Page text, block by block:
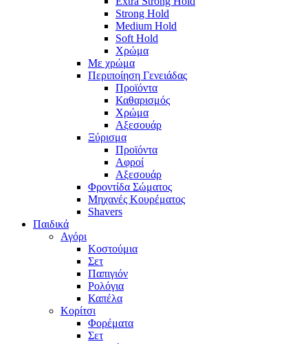
Strong Hold
Medium Hold
Soft Hold
Χρώμα
Με χρώμα
Περιποίηση Γενειάδας
Προϊόντα
Καθαρισμός
Χρώμα
Αξεσουάρ
Ξύρισμα
Προϊόντα
Αφροί
Αξεσουάρ
Φροντίδα Σώματος
Μηχανές Κουρέματος
Shavers
Παιδικά
Αγόρι
Κοστούμια
Σετ
Παπιγιόν
Ρολόγια
Καπέλα
Κορίτσι
Φορέματα
Σετ